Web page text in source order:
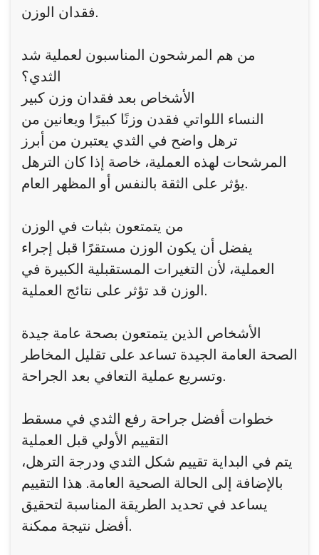
فقدان الوزن.
من هم المرشحون المناسبون لعملية شد
الثدي؟
الأشخاص بعد فقدان وزن كبير
النساء اللواتي فقدن وزنًا كبيرًا ويعانين من
ترهل واضح في الثدي يعتبرن من أبرز
المرشحات لهذه العملية، خاصة إذا كان الترهل
يؤثر على الثقة بالنفس أو المظهر العام.
من يتمتعون بثبات في الوزن
يفضل أن يكون الوزن مستقرًا قبل إجراء
العملية، لأن التغيرات المستقبلية الكبيرة في
الوزن قد تؤثر على نتائج العملية.
الأشخاص الذين يتمتعون بصحة عامة جيدة
الصحة العامة الجيدة تساعد على تقليل المخاطر
وتسريع عملية التعافي بعد الجراحة.
خطوات أفضل جراحة رفع الثدي في مسقط
التقييم الأولي قبل العملية
يتم في البداية تقييم شكل الثدي ودرجة الترهل،
بالإضافة إلى الحالة الصحية العامة. هذا التقييم
يساعد في تحديد الطريقة المناسبة لتحقيق
أفضل نتيجة ممكنة.